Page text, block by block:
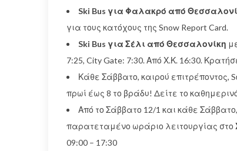
Ski Bus για Φαλακρό από
για τους κατόχους της Snow Report Card.
Ski Bus για Σέλι από Θεσσαλονίκη
7:25, City Gate: 7:30. Από Χ.Κ. 16:30.
Κάθε Σάββατο, καιρού επιτρέποντος,
πρωί έως 8 το βράδυ! Δείτε το
Από το Σάββατο 12/1 και κάθε
παρατεταμένο ωράριο λειτουργίας στο
09:00 – 17:30